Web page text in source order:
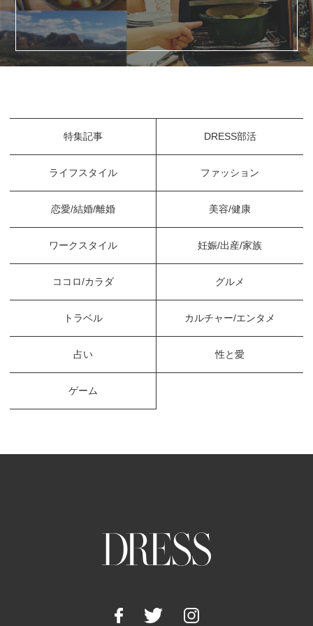
特集記事 DRESS部活
ライフスタイル ファッション
恋愛/結婚/離婚 美容/健康
ワークスタイル 妊娠/出産/家族
ココロ/カラダ グルメ
トラベル カルチャー/エンタメ
占い 性と愛
ゲーム